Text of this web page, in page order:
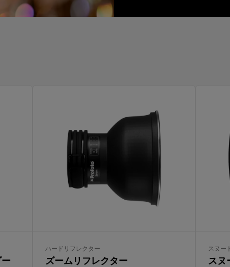
ハードリフレクター
ズームリフレクター
スヌー
スヌ